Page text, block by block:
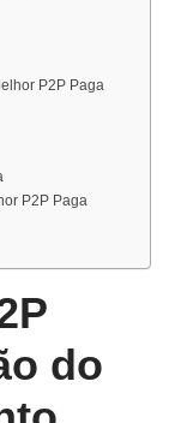
P2P Paga
P2P Paga
do